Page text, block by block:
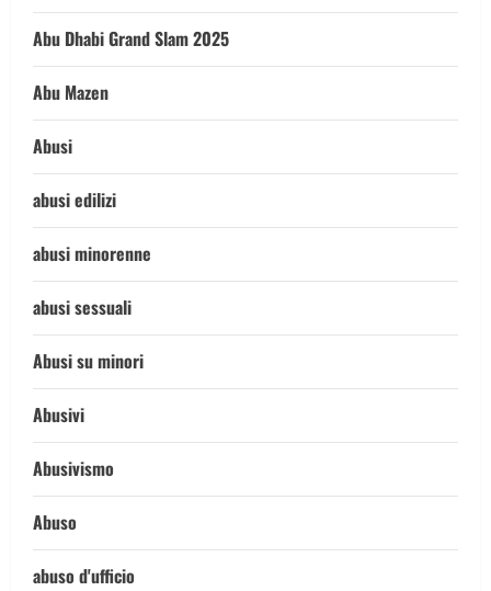
Abu Dhabi Grand Slam 2025
Abu Mazen
Abusi
abusi edilizi
abusi minorenne
abusi sessuali
Abusi su minori
Abusivi
Abusivismo
Abuso
abuso d'ufficio